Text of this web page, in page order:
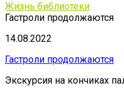
Жизнь библиотеки
Гастроли продолжаются
14.08.2022
Гастроли продолжаются
Экскурсия на кончиках